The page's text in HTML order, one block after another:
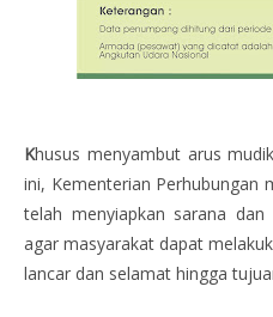
Khusus menyambut arus
ini, Kementerian Perhubungan
telah menyiapkan sarana
agar masyarakat dapat
lancar dan selamat hingga